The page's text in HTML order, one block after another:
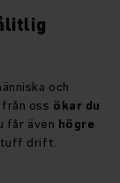
och
oss ökar du
får även högre
tuff drift.